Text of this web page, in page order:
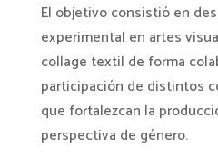
El objetivo consistió en
experimental en artes
collage textil de forma
participación de distintos
que fortalezcan la
perspectiva de género.